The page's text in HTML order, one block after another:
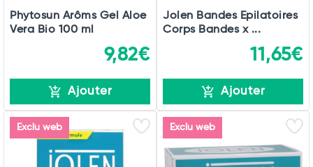
Phytosun Arôms Gel Aloe
Vera Bio 100 ml
9,82€
Ajouter
Jolen Bandes Epilatoires
Corps Bandes x ...
11,65€
Ajouter
Exclu web Exclu web